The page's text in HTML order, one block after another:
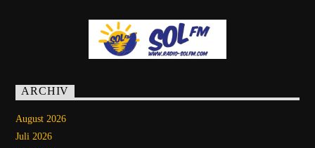
ARCHIV
August 2026
Juli 2026